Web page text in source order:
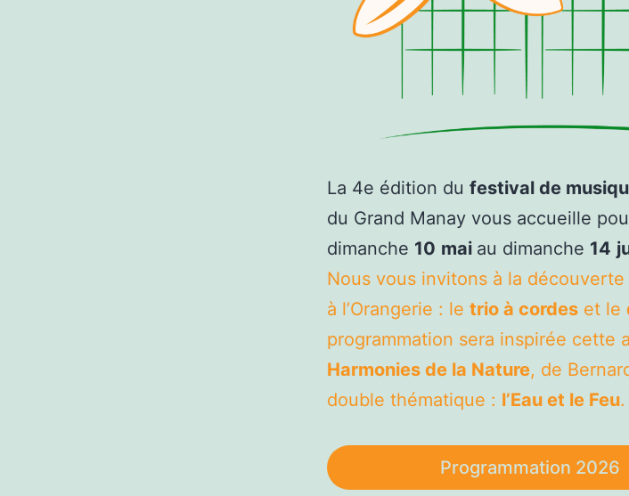
La 4e édition du festival de
du Grand Manay vous accueille
dimanche 10 mai au dimanche 14
Nous vous invitons à la
à l’Orangerie : le trio à cordes et le
programmation sera inspirée cette
Harmonies de la Nature, de
double thématique : l’Eau et le Feu.
Programmation 2026